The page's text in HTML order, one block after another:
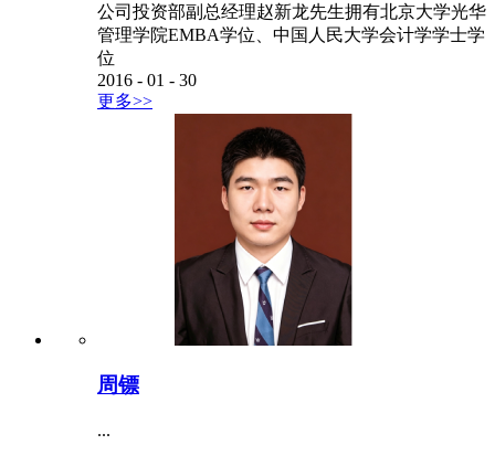
公司投资部副总经理赵新龙先生拥有北京大学光华
管理学院EMBA学位、中国人民大学会计学学士学
位
2016 - 01 - 30
更多>>
周镖
...